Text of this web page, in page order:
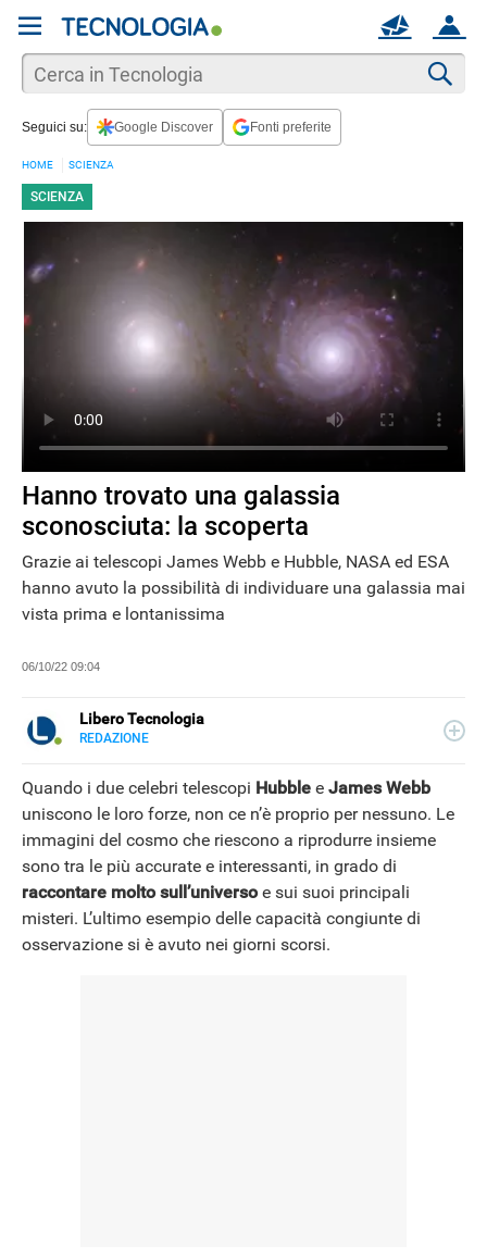
ACCOUNT
MAIL
Seguici su: Google Discover Fonti preferite
HOME SCIENZA
SCIENZA
Hanno trovato una galassia
sconosciuta: la scoperta
Grazie ai telescopi James Webb e Hubble, NASA ed ESA
hanno avuto la possibilità di individuare una galassia mai
vista prima e lontanissima
06/10/22 09:04
Libero Tecnologia
REDAZIONE
tendenze dal mondo tech, approfondimenti, guide e
tutorial, per un pubblico di principianti e di esperti, di
utenti privati, di PMI e professionisti. Qui trovate i nostri
articoli sul mondo Android e Apple, app e social, audio e
video, smartphone e wearable, domotica e gadget.
Quando i due celebri telescopi Hubble e James Webb
uniscono le loro forze, non ce n’è proprio per nessuno. Le
immagini del cosmo che riescono a riprodurre insieme
sono tra le più accurate e interessanti, in grado di
raccontare molto sull’universoe sui suoi principali
misteri. L’ultimo esempio delle capacità congiunte di
osservazione si è avuto nei giorni scorsi.